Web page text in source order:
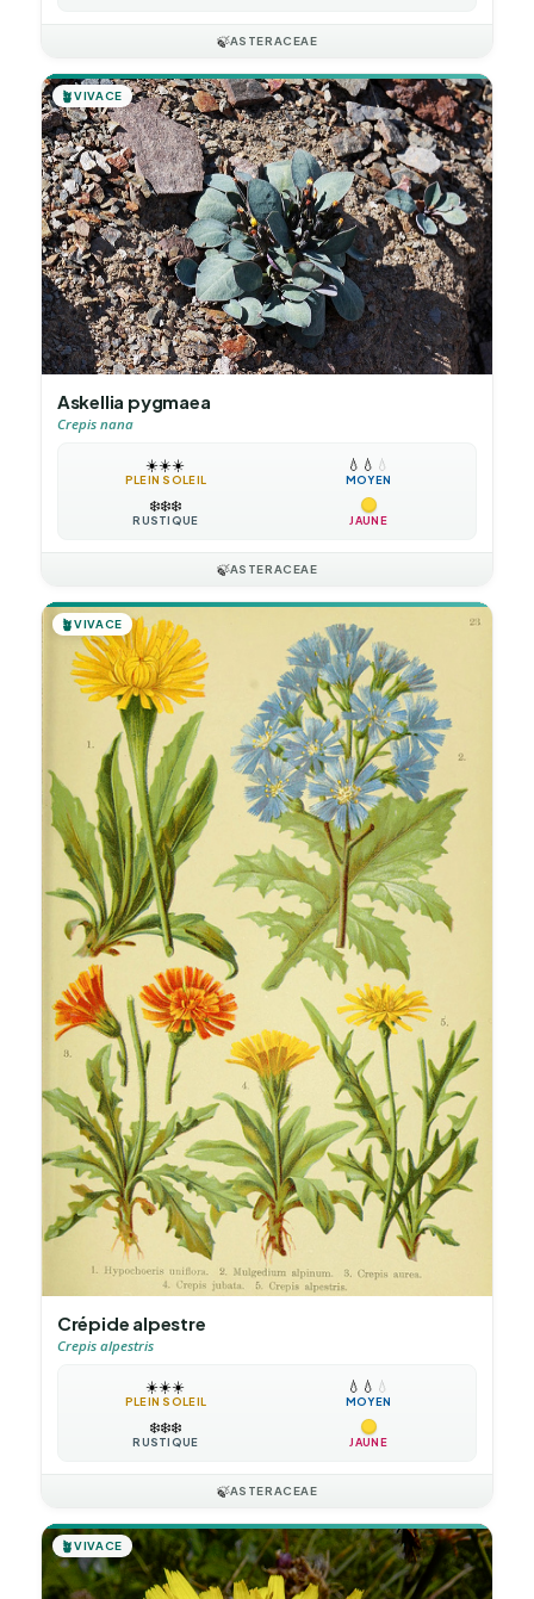
🍃ASTERACEAE
🪴VIVACE
Askellia pygmaea
Crepis nana
☀️☀️☀️
PLEIN SOLEIL
💧 💧 💧
MOYEN
❄️❄️❄️
RUSTIQUE JAUNE
🍃ASTERACEAE
🪴VIVACE
Crépide alpestre
Crepis alpestris
☀️☀️☀️
PLEIN SOLEIL
💧 💧 💧
MOYEN
❄️❄️❄️
RUSTIQUE JAUNE
🍃ASTERACEAE
🪴VIVACE